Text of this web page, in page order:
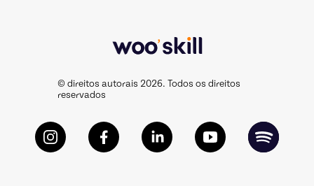
© direitos autorais 2026. Todos os direitos
reservados